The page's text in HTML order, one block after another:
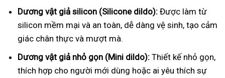
Dương vật giả silicon (Silicone dildo): Được làm từ
silicon mềm mại và an toàn, dễ dàng vệ sinh, tạo cảm
giác chân thực và mượt mà.
Dương vật giả nhỏ gọn (Mini dildo): Thiết kế nhỏ gọn,
thích hợp cho người mới dùng hoặc ai yêu thích sự